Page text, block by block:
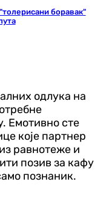
боравак"
одлука на
Емотивно сте
које партнер
равнотеже и
позив за кафу
познаник.